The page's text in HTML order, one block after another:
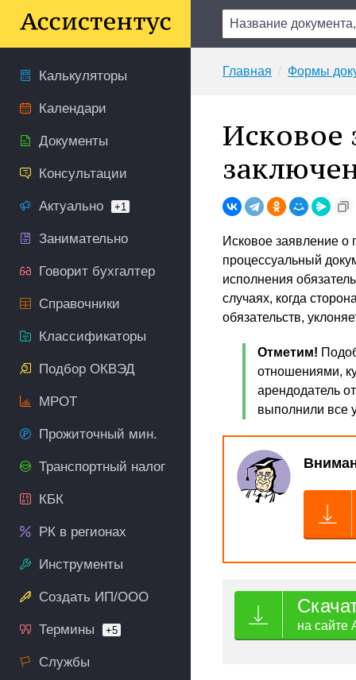
Калькуляторы
Календари
Документы
Консультации
Актуально +1
Занимательно
Говорит бухгалтер
Справочники
Классификаторы
Подбор ОКВЭД
МРОТ
Прожиточный мин.
Транспортный налог
КБК
РК в регионах
Инструменты
Создать ИП/ООО
Термины +5
Службы
Главная Формы
Исковое
Исковое заявление о
процессуальный
исполнения
случаях, когда
обязательств,
Отметим!
отношениями,
арендодатель
выполнили все
на сайте